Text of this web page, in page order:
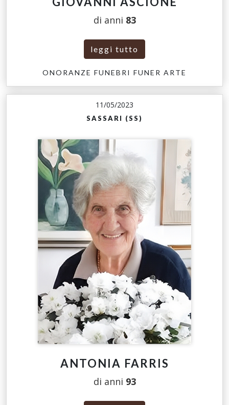
di anni 83
leggi tutto
ONORANZE FUNEBRI FUNER ARTE
11/05/2023
SASSARI (SS)
ANTONIA FARRIS
di anni 93